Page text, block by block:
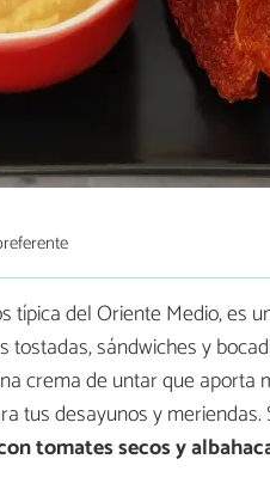
típica del Oriente Medio, es
sándwiches y
crema de untar que
tus desayunos y
tomates secos y